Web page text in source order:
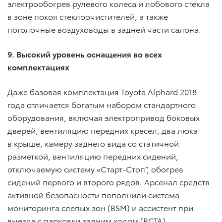
электрообогрев рулевого колеса и лобового стекла
в зоне покоя стеклоочистителей, а также
потолочные воздуховоды в задней части салона.
9. Высокий уровень оснащения во всех
комплектациях
Даже базовая комплектация Toyota Alphard 2018
года отличается богатым набором стандартного
оборудования, включая электропривод боковых
дверей, вентиляцию передних кресел, два люка
в крыше, камеру заднего вида со статичной
разметкой, вентиляцию передних сидений,
отключаемую систему «Старт-Стоп”, обогрев
сидений первого и второго рядов. Арсенал средств
активной безопасности пополнили система
мониторинга слепых зон (BSM) и ассистент при